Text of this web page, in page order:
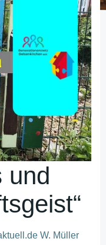
und
W. Müller